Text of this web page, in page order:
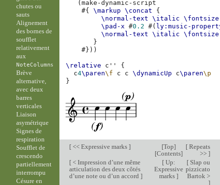
(make-dynamic-script
#{
\markup \concat
{
\normal-text
\italic
\fontsize
\pad-x
#0.2 #( ly:music-
\normal-text
\italic
\fontsize
}
#}))
\relative c''
{
c4\paren\f c c \dynamicUp c\paren\p
}
[<< Expressive marks ] [Top]
[Contents]
[Repeats
>> ]
[< Impression d’une même
articulation des deux côtés
d’une note ou d’un accord ]
[Up:
Expressive
marks ]
[Slap ou
pizzicato
Bartok >
]
chutes ou
sauts
Alignement
des bornes de
soufflet
relativement
aux
NoteColumns
Brève
alternative,
avec deux
barres
verticales
Liaison
asymétrique
Signes de
respiration
Soufflet de
crescendo
partiellement
interrompu
Césure en